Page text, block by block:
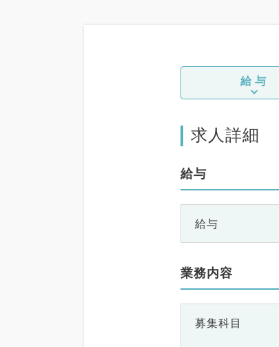
給与
求人詳細
給与
給与
業務内容
募集科目